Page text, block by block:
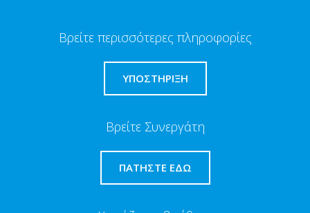
Βρείτε περισσότερες πληροφορίες
ΥΠΟΣΤΗΡΙΞΗ
Βρείτε Συνεργάτη
ΠΑΤΉΣΤΕ ΕΔΏ